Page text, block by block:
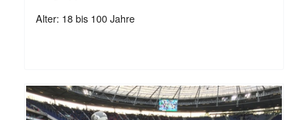
Alter: 18 bis 100 Jahre